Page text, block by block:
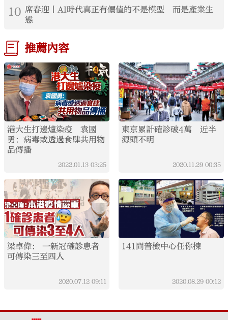
10 席春迎丨AI時代真正有價值的不是模型 而是產業生
態
推薦內容
港大生打邊爐染疫 袁國
勇：病毒或透過食肆共用物
品傳播
2022.01.13 03:25
東京累計確診破4萬 近半
源頭不明
2020.11.29 00:35
梁卓偉： 一新冠確診患者
可傳染三至四人
2020.07.12 09:11
141間普檢中心任你揀
2020.08.29 00:12